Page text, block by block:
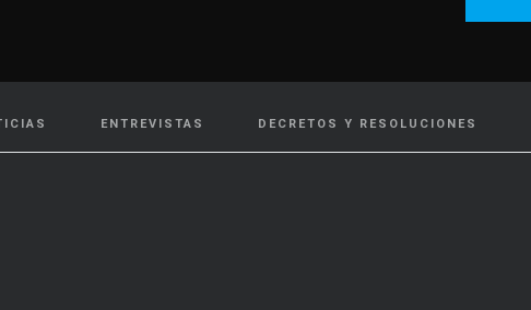
ENTREVISTAS DECRETOS Y RESOLUCIONES